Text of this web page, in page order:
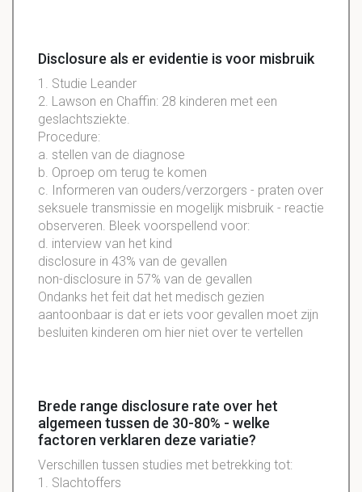
Disclosure als er evidentie is voor misbruik
1. Studie Leander
2. Lawson en Chaffin: 28 kinderen met een
geslachtsziekte.
Procedure:
a. stellen van de diagnose
b. Oproep om terug te komen
c. Informeren van ouders/verzorgers - praten over
seksuele transmissie en mogelijk misbruik - reactie
observeren. Bleek voorspellend voor:
d. interview van het kind
disclosure in 43% van de gevallen
non-disclosure in 57% van de gevallen
Ondanks het feit dat het medisch gezien
aantoonbaar is dat er iets voor gevallen moet zijn
besluiten kinderen om hier niet over te vertellen
Brede range disclosure rate over het
algemeen tussen de 30-80% - welke
factoren verklaren deze variatie?
Verschillen tussen studies met betrekking tot:
1. Slachtoffers